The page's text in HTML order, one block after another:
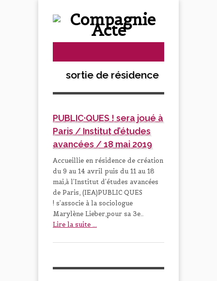
sortie de résidence
PUBLIC·QUES ! sera joué à
Paris / Institut d’études
avancées / 18 mai 2019
Accueillie en résidence de création
du 9 au 14 avril puis du 11 au 18
mai,à l’Institut d’études avancées
de Paris, (IEA)PUBLIC·QUES
! s’associe à la sociologue
Marylène Lieber,pour sa 3e…
Lire la suite ...